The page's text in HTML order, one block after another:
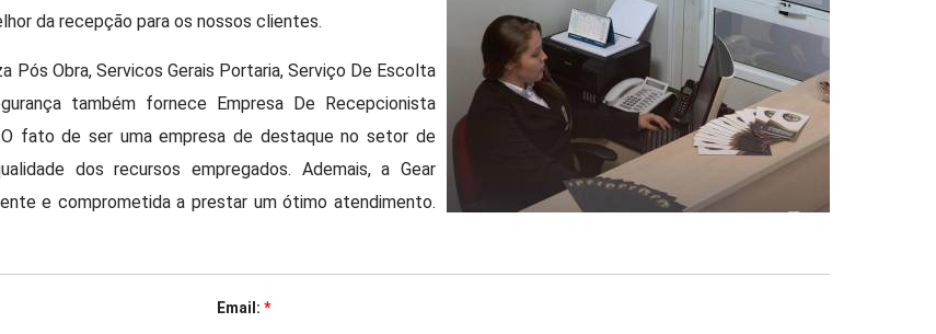
da recepção para os nossos clientes.
Pós Obra, Servicos Gerais Portaria, Serviço De Escolta
também fornece Empresa De Recepcionista
fato de ser uma empresa de destaque no setor de
dos recursos empregados. Ademais, a Gear
e comprometida a prestar um ótimo atendimento.
Email: *